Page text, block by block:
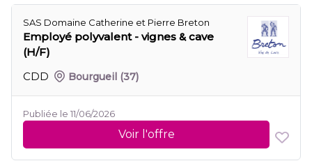
SAS Domaine Catherine et Pierre Breton
Employé polyvalent - vignes & cave
(H/F)
CDD
Bourgueil (37)
Publiée le 11/06/2026
Voir l'offre